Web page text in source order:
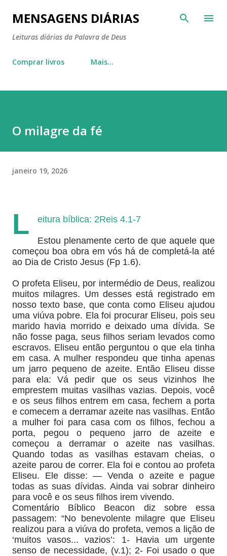
Pular para o conteúdo principal
MENSAGENS DIÁRIAS
Leituras diárias da Palavra de Deus
Comprar livros Mais…
O milagre da fé
janeiro 19, 2026
L eitura bíblica: 2Reis 4.1-7
Estou plenamente certo de que aquele que
começou boa obra em vós há de completá-la até
ao Dia de Cristo Jesus (Fp 1.6).
O profeta Eliseu, por intermédio de Deus, realizou
muitos milagres. Um desses está registrado em
nosso texto base, que conta como Eliseu ajudou
uma viúva pobre. Ela foi procurar Eliseu, pois seu
marido havia morrido e deixado uma dívida. Se
não fosse paga, seus filhos seriam levados como
escravos. Eliseu então perguntou o que ela tinha
em casa. A mulher respondeu que tinha apenas
um jarro pequeno de azeite. Então Eliseu disse
para ela: Vá pedir que os seus vizinhos lhe
emprestem muitas vasilhas vazias. Depois, você
e os seus filhos entrem em casa, fechem a porta
e comecem a derramar azeite nas vasilhas. Então
a mulher foi para casa com os filhos, fechou a
porta, pegou o pequeno jarro de azeite e
começou a derramar o azeite nas vasilhas.
Quando todas as vasilhas estavam cheias, o
azeite parou de correr. Ela foi e contou ao profeta
Eliseu. Ele disse: — Venda o azeite e pague
todas as suas dívidas. Ainda vai sobrar dinheiro
para você e os seus filhos irem vivendo.
Comentário Bíblico Beacon diz sobre essa
passagem: “No benevolente milagre que Eliseu
realizou para a viúva do profeta, vemos a lição de
‘muitos vasos... vazios’: 1- Havia um urgente
senso de necessidade, (v.1); 2- Foi usado o que